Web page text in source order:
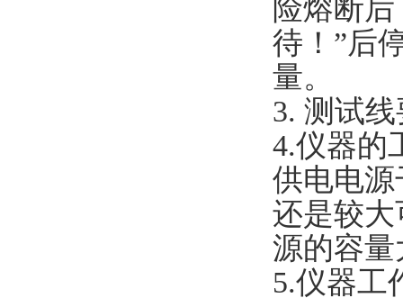
险熔断
待！”后
量。
3. 测试
4.仪器的
供电电
还是较
源的容量
5.仪器工